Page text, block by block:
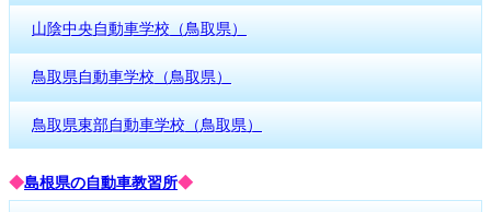
山陰中央自動車学校（鳥取県）
鳥取県自動車学校（鳥取県）
鳥取県東部自動車学校（鳥取県）
◆島根県の自動車教習所◆